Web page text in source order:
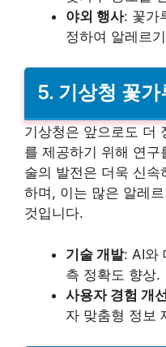
야외 행사: 꽃가
정하여 알레르
5. 기상청 꽃
기상청은 앞으로도 더
를 제공하기 위해 연구
술의 발전은 더욱 신속
하며, 이는 많은 알레
것입니다.
기술 개발: AI와
측 정확도 향상.
사용자 경험 개선
자 맞춤형 정보